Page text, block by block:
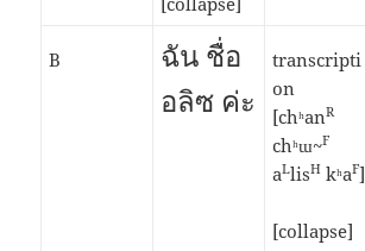
B
ฉัน ชื่อ
อลิซ ค่ะ
transcripti
on
[chʰanR
chʰɯ~F
aLlisH kʰaF]
[collapse]